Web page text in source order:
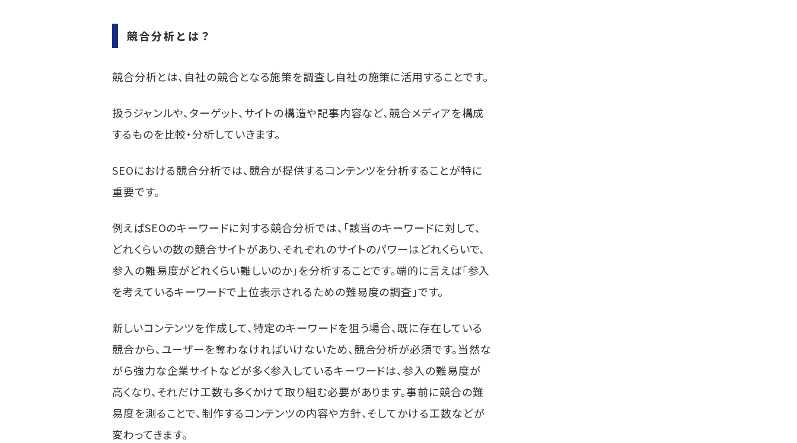
「Moz Rank Checker」は競合分析にも有効
malna株式会社のSEO対策代行
競合分析とは？
競合分析とは、自社の競合となる施策を調査し自社の施策に活用することです。
扱うジャンルや、ターゲット、サイトの構造や記事内容など、競合メディアを構成
するものを比較・分析していきます。
SEOにおける競合分析では、競合が提供するコンテンツを分析することが特に
重要です。
例えばSEOのキーワードに対する競合分析では、「該当のキーワードに対して、
どれくらいの数の競合サイトがあり、それぞれのサイトのパワーはどれくらいで、
参入の難易度がどれくらい難しいのか」を分析することです。端的に言えば「参入
を考えているキーワードで上位表示されるための難易度の調査」です。
新しいコンテンツを作成して、特定のキーワードを狙う場合、既に存在している
競合から、ユーザーを奪わなければいけないため、競合分析が必須です。当然な
がら強力な企業サイトなどが多く参入しているキーワードは、参入の難易度が
高くなり、それだけ工数も多くかけて取り組む必要があります。事前に競合の難
易度を測ることで、制作するコンテンツの内容や方針、そしてかける工数などが
変わってきます。